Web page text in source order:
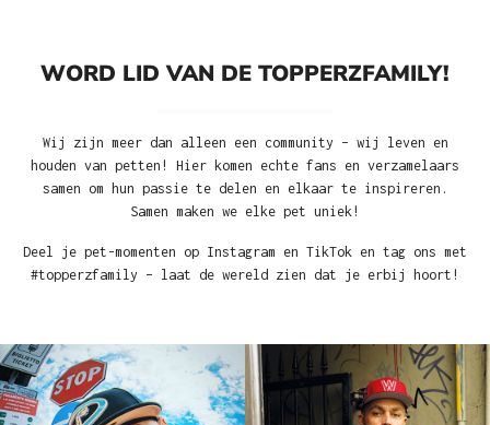
WORD LID VAN DE TOPPERZFAMILY!
Wij zijn meer dan alleen een community – wij leven en
houden van petten! Hier komen echte fans en verzamelaars
samen om hun passie te delen en elkaar te inspireren.
Samen maken we elke pet uniek!
Deel je pet-momenten op Instagram en TikTok en tag ons met
#topperzfamily – laat de wereld zien dat je erbij hoort!